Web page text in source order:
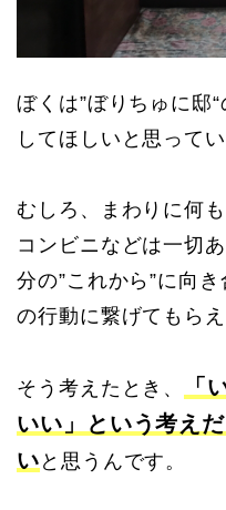
ぼくは”ぼりちゅに邸
してほしいと思ってい
むしろ、まわりに何
コンビニなどは一切
分の”これから”に向
の行動に繋げてもら
そう考えたとき、
「
いい」という考え
い と思うんです。